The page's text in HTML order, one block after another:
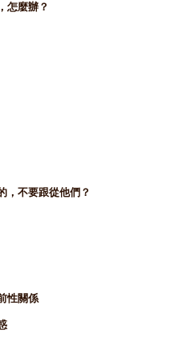
怎麼辦？
，不要跟從他們？
性關係